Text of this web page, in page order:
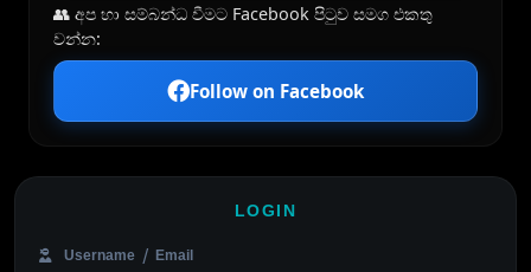
👥 අප හා සම්බන්ධ වීමට Facebook පිටුව සමග එකතු
වන්න:
Follow on Facebook
LOGIN
Username / Email